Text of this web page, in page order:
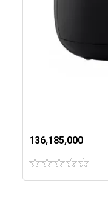
136٬185٬000